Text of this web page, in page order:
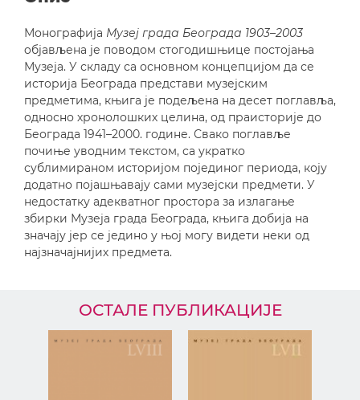
Монографија Музеј града Београда 1903–2003
oбјављена је поводом стогодишњице постојања
Музеја. У складу са основном концепцијом да се
историја Београда представи музејским
предметима, књига је подељена на десет поглавља,
односно хронолошких целина, од праисторије до
Београда 1941–2000. године. Свако поглавље
почиње уводним текстом, са укратко
сублимираном историјом појединог периода, коју
додатно појашњавају сами музејски предмети. У
недостатку адекватног простора за излагање
збирки Музеја града Београда, књига добија на
значају јер се једино у њој могу видети неки од
најзначајнијих предмета.
ОСТАЛЕ ПУБЛИКАЦИЈЕ